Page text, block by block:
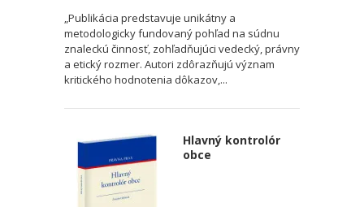
„Publikácia predstavuje unikátny a
metodologicky fundovaný pohľad na súdnu
znaleckú činnosť, zohľadňujúci vedecký, právny
a etický rozmer. Autori zdôrazňujú význam
kritického hodnotenia dôkazov,...
Hlavný kontrolór
obce